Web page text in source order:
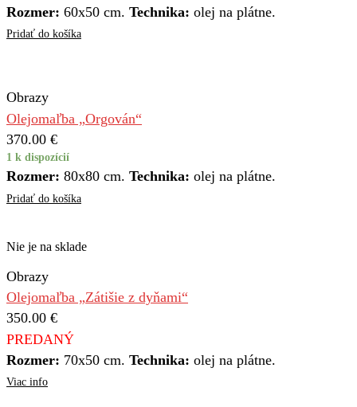
Rozmer: 60x50 cm. Technika: olej na plátne.
Pridať do košíka
Obrazy
Olejomaľba „Orgován“
370.00 €
1 k dispozícií
Rozmer: 80x80 cm. Technika: olej na plátne.
Pridať do košíka
Nie je na sklade
Obrazy
Olejomaľba „Zátišie z dyňami“
350.00 €
PREDANÝ
Rozmer: 70x50 cm. Technika: olej na plátne.
Viac info